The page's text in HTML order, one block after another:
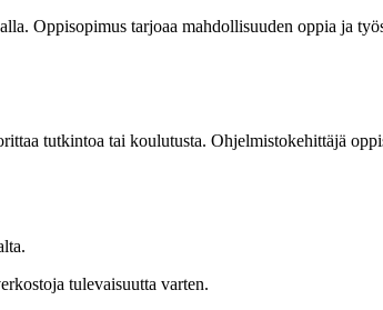
Oppisopimus tarjoaa mahdollisuuden oppia ja
tutkintoa tai koulutusta. Ohjelmistokehittäjä
tulevaisuutta varten.